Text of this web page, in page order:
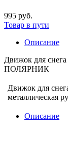
995 руб.
Товар в пути
Описание
Движок для
ПОЛЯРНИК
Движок для
металлическая
Описание